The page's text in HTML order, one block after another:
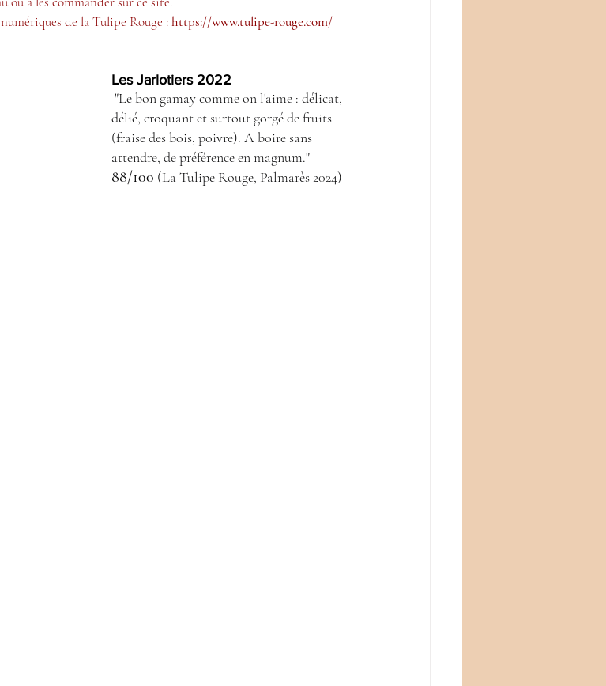
de la Tulipe Rouge : https://www.tulipe-rouge.com/
Les Jarlotiers 2022
délié, croquant et surtout gorgé de fruits
(fraise des bois, poivre). A boire sans
attendre, de préférence en magnum."
88/100 (La Tulipe Rouge, Palmarès 2024)